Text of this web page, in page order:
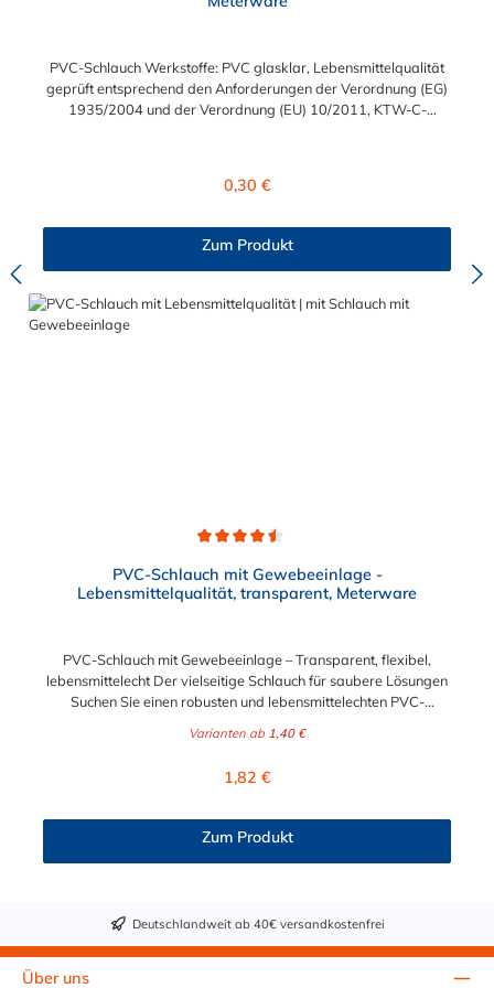
PVC-Schlauch Werkstoffe: PVC glasklar, Lebensmittelqualität
geprüft entsprechend den Anforderungen der Verordnung (EG)
1935/2004 und der Verordnung (EU) 10/2011, KTW-C-
Mineralwasser, Süßmost und alkoholische Getränke bis 15
fetthaltige Produkte!). Die durchfließenden Lebensmittel sollten
+40°C nicht überschreiten. Eine Geschmacksprobe ist ratsam.
Bei der Durchleitung von Lebensmitteln und Trinkwasser ist der
Schlauch vor dem Ersteinsatz unbedingt sorgfältig zu reinigen
Regulärer Preis:
0,30 €
Zum Produkt
PVC-Schlauch mit Gewebeeinlage -
Lebensmittelqualität, transparent, Meterware
PVC-Schlauch mit Gewebeeinlage – Transparent, flexibel,
lebensmittelecht Der vielseitige Schlauch für saubere Lösungen
Suchen Sie einen robusten und lebensmittelechten PVC-
oder Gastronomie? Unser transparenter PVC-Schlauch mit
Meterware für maximale Flexibilität. Geprüfte Qualität für
Innenseele und Außendecke aus PVC sowie einer
stabilisierenden Textil-Gewebeeinlage. Er wird TÜV-geprüft
und LABS-frei produziert. In der transparenten und
B, C). Nur der Typ transparent erfüllt darüber hinaus KTW-C
sowie FDA 175.300. Verfügbare Schlauchinnendurchmesser: 4
mm 6 mm 9 mm 13 mm 16 mm 19 mm 25 mm Für Wasser,
Varianten ab 1,40 €
Regulärer Preis:
1,82 €
Zum Produkt
Deutschlandweit ab 40€ versandkostenfrei
Über uns